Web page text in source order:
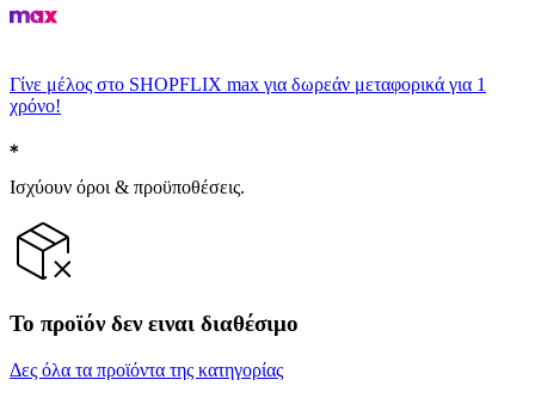
Γίνε μέλος στο SHOPFLIX max για δωρεάν μεταφορικά για 1
χρόνο!
Ισχύουν όροι & προϋποθέσεις.
Το προϊόν δεν ειναι διαθέσιμο
Δες όλα τα προϊόντα της κατηγορίας